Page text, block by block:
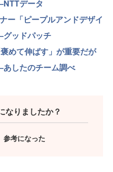
データ
ー「ピープルアンドデザイ
ッドパッチ
めて伸ばす」が重要だが
あしたのチーム調べ
なりましたか？
参考になった